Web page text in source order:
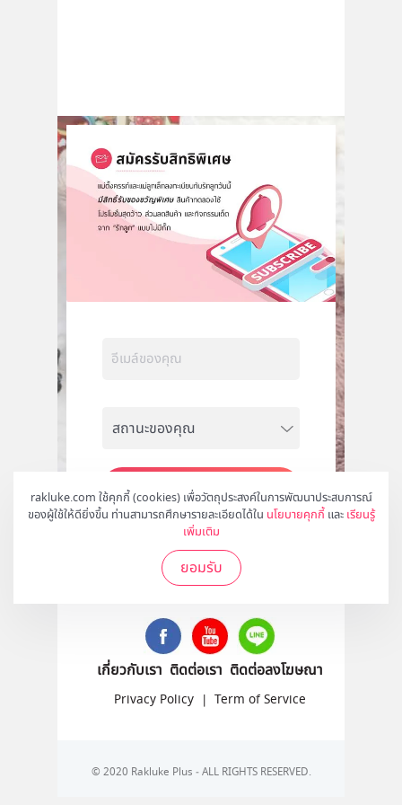
rakluke.com ใช้คุกกี้ (cookies) เพื่อวัตถุประสงค์ในการพัฒนาประสบการณ์
ของผู้ใช้ให้ดียิ่งขึ้น ท่านสามารถศึกษารายละเอียดได้ใน นโยบายคุกกี้ และ เรียนรู้
เพิ่มเติม
ยอมรับ
สมัคร
ติดตามเราได้ที่
เกี่ยวกับเรา ติดต่อเรา ติดต่อลงโฆษณา
Privacy Policy | Term of Service
© 2020 Rakluke Plus - ALL RIGHTS RESERVED.